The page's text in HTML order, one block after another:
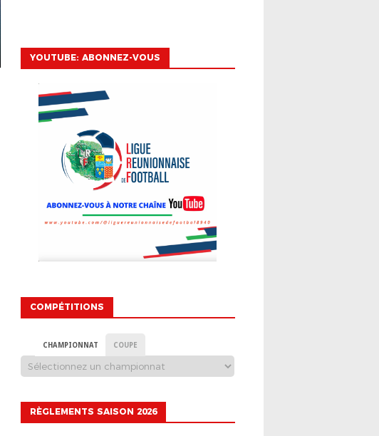
YOUTUBE: ABONNEZ-VOUS
COMPÉTITIONS
CHAMPIONNAT COUPE
RÈGLEMENTS SAISON 2026